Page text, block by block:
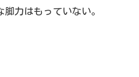
力はもっていない。